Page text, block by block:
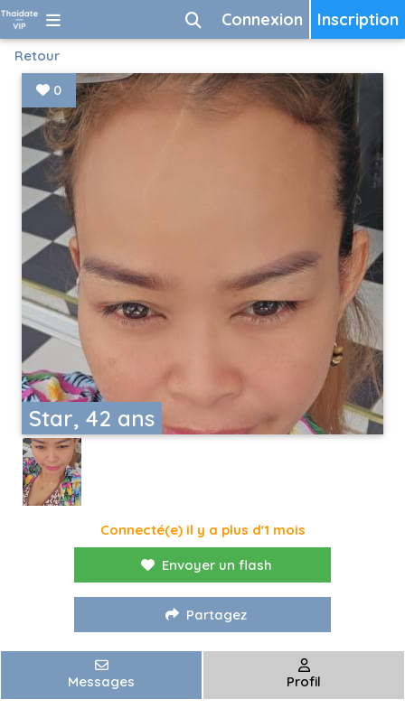
Inscription
Connexion
Retour
Star, 42 ans
0
Connecté(e) il y a plus d'1 mois
Envoyer un flash
Partagez
Messages Profil